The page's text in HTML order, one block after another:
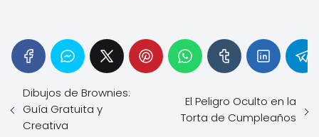
Dibujos de Brownies:
Guía Gratuita y
Creativa
El Peligro Oculto en la
Torta de Cumpleaños